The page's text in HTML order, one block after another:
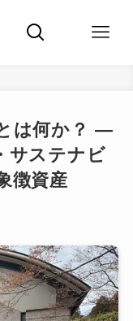
は何か？ ―
サステナビ
徴資産